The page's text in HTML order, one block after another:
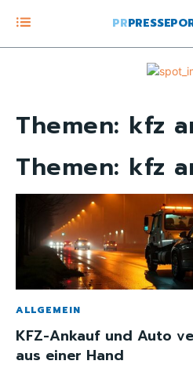
PR
Themen: kfz
Themen: kfz
ALLGEMEIN
KFZ-Ankauf und Auto
aus einer Hand